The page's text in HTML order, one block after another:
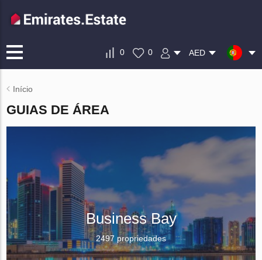
0 0 AED
Início
GUIAS DE ÁREA
Business Bay
2497 propriedades